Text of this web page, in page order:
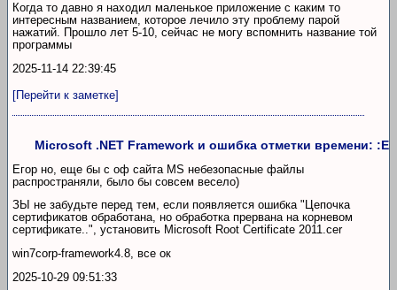
Когда то давно я находил маленькое приложение с каким то
интересным названием, которое лечило эту проблему парой
нажатий. Прошло лет 5-10, сейчас не могу вспомнить название той
программы
2025-11-14 22:39:45
[Перейти к заметке]
Microsoft .NET Framework и ошибка отметки времени: :E
Егор но, еще бы с оф сайта MS небезопасные файлы
распространяли, было бы совсем весело)
ЗЫ не забудьте перед тем, если появляется ошибка "Цепочка
сертификатов обработана, но обработка прервана на корневом
сертификате..", установить Microsoft Root Certificate 2011.cer
win7corp-framework4.8, все ок
2025-10-29 09:51:33